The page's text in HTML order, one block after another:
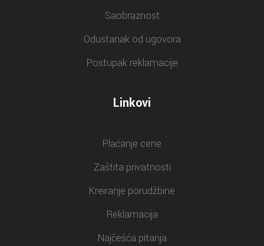
Saobraznost
Odustanak od ugovora
Postupak reklamacije
Linkovi
Plaćanje cene
Zaštita privatnosti
Kreiranje porudžbine
Reklamacija
Najčešća pitanja